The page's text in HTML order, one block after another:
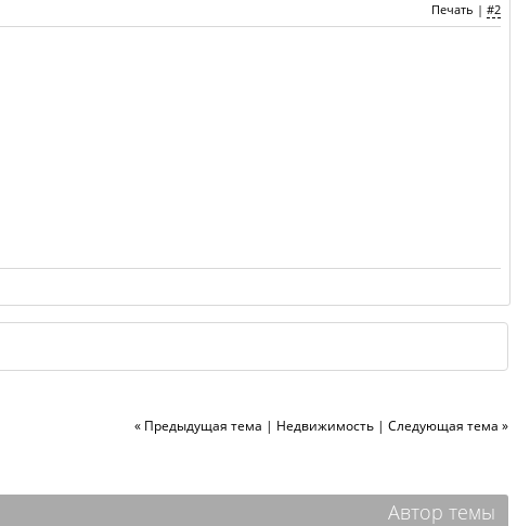
Печать | #2
« Предыдущая тема | Недвижимость | Следующая тема »
Автор темы